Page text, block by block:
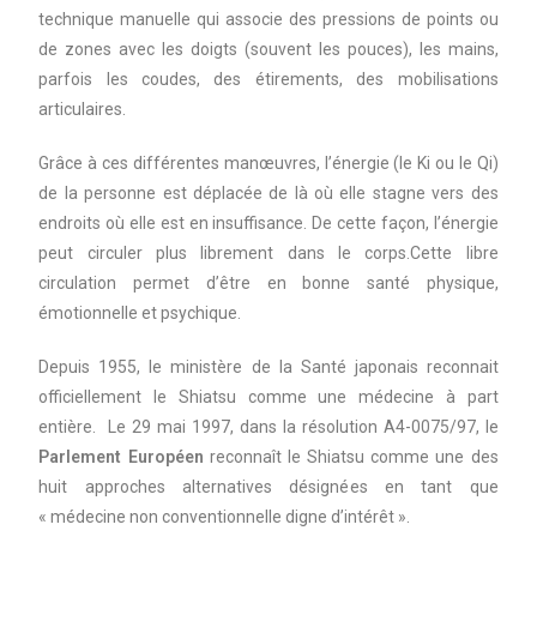
technique manuelle qui associe des pressions de points ou
de zones avec les doigts (souvent les pouces), les mains,
parfois les coudes, des étirements, des mobilisations
articulaires.
Grâce à ces différentes manœuvres, l’énergie (le Ki ou le Qi)
de la personne est déplacée de là où elle stagne vers des
endroits où elle est en insuffisance. De cette façon, l’énergie
peut circuler plus librement dans le corps.Cette libre
circulation permet d’être en bonne santé physique,
émotionnelle et psychique.
Depuis 1955, le ministère de la Santé japonais reconnait
officiellement le Shiatsu comme une médecine à part
entière. Le 29 mai 1997, dans la résolution A4-0075/97, le
Parlement Européen reconnaît le Shiatsu comme une des
huit approches alternatives désignées en tant que
« médecine non conventionnelle digne d’intérêt ».